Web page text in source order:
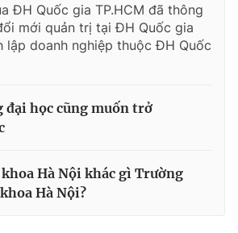
ĐH Quốc gia TP.HCM đã thông
mới quản trị tại ĐH Quốc gia
lập doanh nghiệp thuộc ĐH Quốc
đại học cũng muốn trở
Hà Nội khác gì Trường
Hà Nội?